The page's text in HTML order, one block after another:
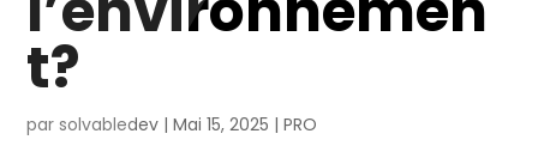
t?
parsolvabledev |Mai 15, 2025 |PRO